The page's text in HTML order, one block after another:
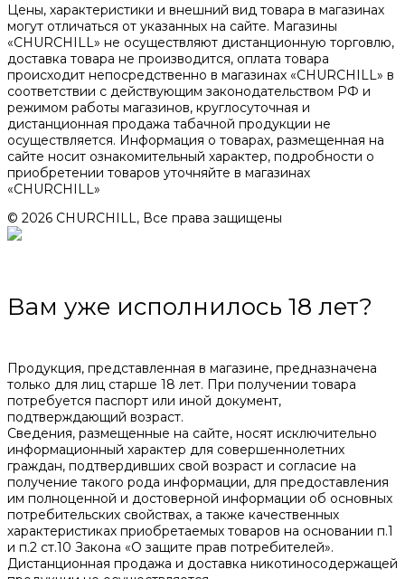
Цены, характеристики и внешний вид товара в магазинах
могут отличаться от указанных на сайте. Магазины
«CHURCHILL» не осуществляют дистанционную торговлю,
доставка товара не производится, оплата товара
происходит непосредственно в магазинах «CHURCHILL» в
соответствии с действующим законодательством РФ и
режимом работы магазинов, круглосуточная и
дистанционная продажа табачной продукции не
осуществляется. Информация о товарах, размещенная на
сайте носит ознакомительный характер, подробности о
приобретении товаров уточняйте в магазинах
«CHURCHILL»
© 2026 CHURCHILL, Все права защищены
Вам уже исполнилось 18 лет?
Продукция, представленная в магазине, предназначена
только для лиц старше 18 лет. При получении товара
потребуется паспорт или иной документ,
подтверждающий возраст.
Сведения, размещенные на сайте, носят исключительно
информационный характер для совершеннолетних
граждан, подтвердивших свой возраст и согласие на
получение такого рода информации, для предоставления
им полноценной и достоверной информации об основных
потребительских свойствах, а также качественных
характеристиках приобретаемых товаров на основании п.1
и п.2 ст.10 Закона «О защите прав потребителей».
Дистанционная продажа и доставка никотиносодержащей